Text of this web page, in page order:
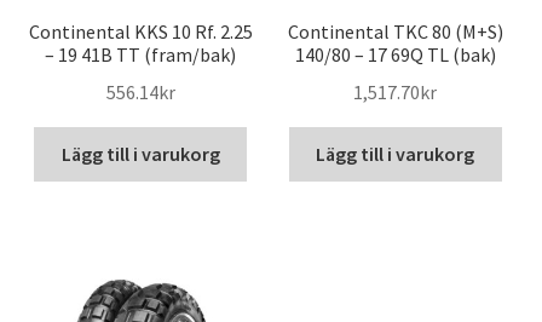
Continental KKS 10 Rf. 2.25
– 19 41B TT (fram/bak)
556.14kr
Lägg till i varukorg
Continental TKC 80 (M+S)
140/80 – 17 69Q TL (bak)
1,517.70kr
Lägg till i varukorg